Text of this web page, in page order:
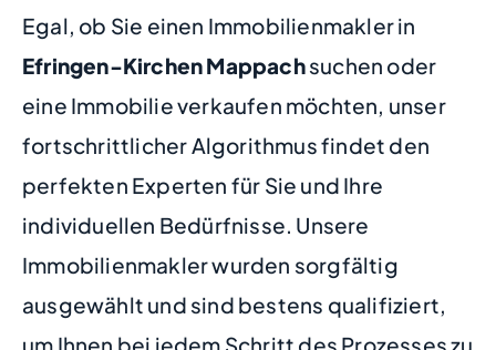
Egal, ob Sie einen Immobilienmakler in
Efringen-Kirchen Mappachsuchen oder
eine Immobilie verkaufen möchten, unser
fortschrittlicher Algorithmus findet den
perfekten Experten für Sie und Ihre
individuellen Bedürfnisse. Unsere
Immobilienmakler wurden sorgfältig
ausgewählt und sind bestens qualifiziert,
um Ihnen bei jedem Schritt des Prozesses zu